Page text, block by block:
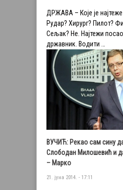
ДРЖАВА – Које је
Рудар? Хирург? Пилот?
Сељак? Не. Најтежи посао
државник. Водити …
ВУЧИЋ: Рекао сам сину
Слободан Милошевић и
– Марко
21. јуна 2014. - 17:11